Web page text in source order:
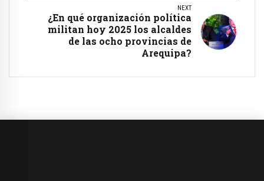
NEXT
¿En qué organización política
militan hoy 2025 los alcaldes
de las ocho provincias de
Arequipa?